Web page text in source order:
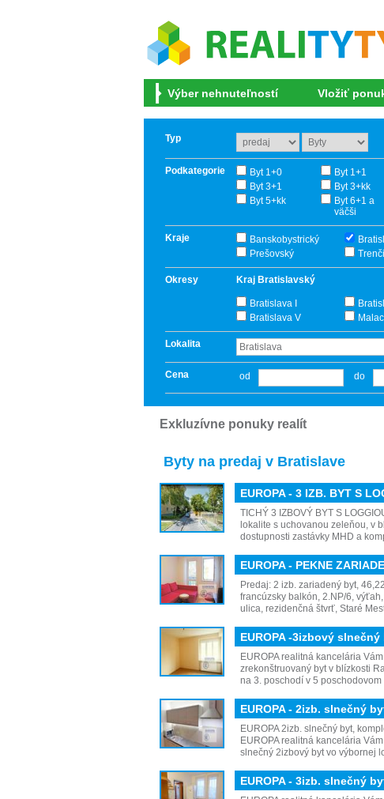
Výber nehnuteľností Vložiť
Typ
Podkategorie Byt 1+0 Byt 1+1
Byt 3+1
Byt 3+kk
Byt 5+kk
Byt 6+1 a
väčši
Kraje Banskobystrický
Prešovský
Okresy Kraj Bratislavský
Bratislava I
Bratislava V
Lokalita
Cena od do
Exkluzívne ponuky realít
Byty na predaj v Bratislave
EUROPA - 3 IZB. BYT S
TICHÝ 3 IZBOVÝ BYT S
lokalite s uchovanou zeleňou, v
dostupnosti zastávky MHD a
EUROPA - PEKNE
Predaj: 2 izb. zariadený byt,
francúzsky balkón, 2.NP/6,
ulica, rezidenčná štvrť, Staré
EUROPA -3izbový
EUROPA realitná kancelária
zrekonštruovaný byt v blízkosti
na 3. poschodí v 5
EUROPA - 2izb. slnečný
EUROPA 2izb. slnečný byt,
EUROPA realitná kancelária
slnečný 2izbový byt vo výbornej
EUROPA - 3izb. slnečný